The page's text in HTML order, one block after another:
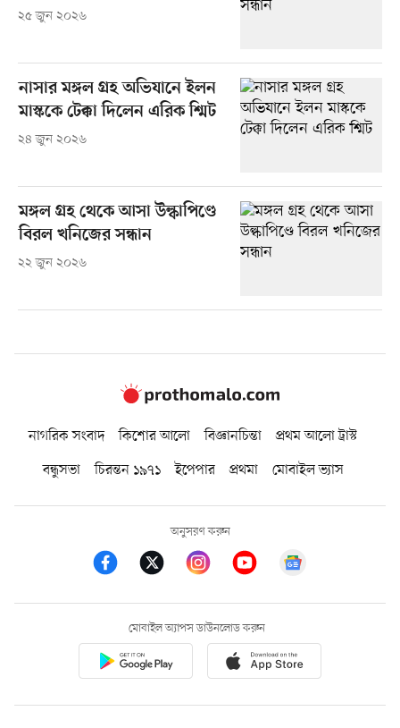
২৫ জুন ২০২৬
নাসার মঙ্গল গ্রহ অভিযানে ইলন
মাস্ককে টেক্কা দিলেন এরিক শ্মিট
২৪ জুন ২০২৬
মঙ্গল গ্রহ থেকে আসা উল্কাপিণ্ডে
বিরল খনিজের সন্ধান
২২ জুন ২০২৬
নাগরিক সংবাদ কিশোর আলো বিজ্ঞানচিন্তা
প্রথম আলো ট্রাস্ট
বন্ধুসভা
চিরন্তন ১৯৭১ ইপেপার প্রথমা মোবাইল ভ্যাস
অনুসরণ করুন
মোবাইল অ্যাপস ডাউনলোড করুন